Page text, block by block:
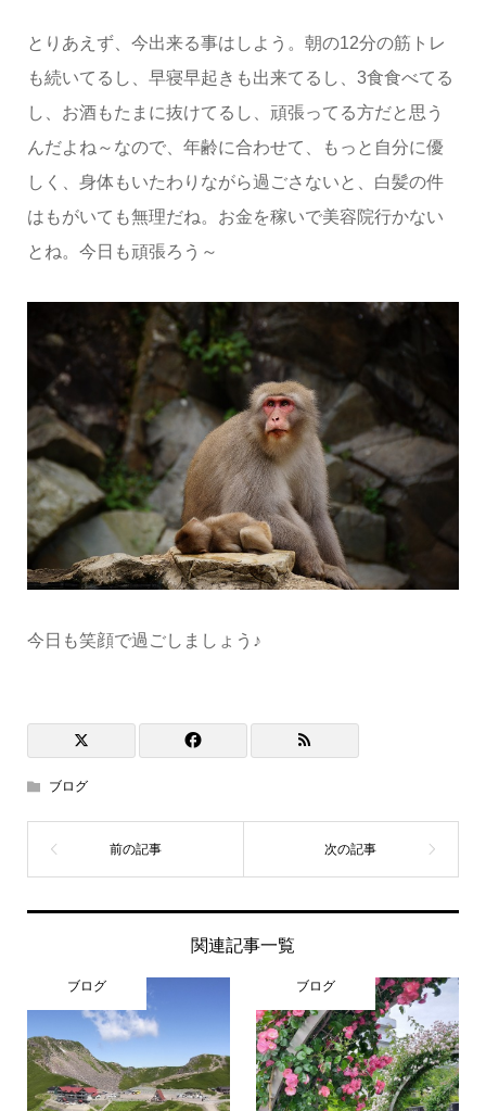
とりあえず、今出来る事はしよう。朝の12分の筋トレ
も続いてるし、早寝早起きも出来てるし、3食食べてる
し、お酒もたまに抜けてるし、頑張ってる方だと思う
んだよね～なので、年齢に合わせて、もっと自分に優
しく、身体もいたわりながら過ごさないと、白髪の件
はもがいても無理だね。お金を稼いで美容院行かない
とね。今日も頑張ろう～
今日も笑顔で過ごしましょう♪
ブログ
関連記事一覧
ブログ ブログ